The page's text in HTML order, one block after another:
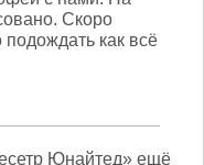
Скоро
подождать как всё
Юнайтед» ещё